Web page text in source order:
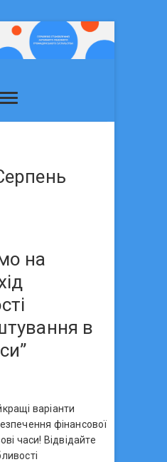
на
в
варіанти
фінансової
часи! Відвідайте